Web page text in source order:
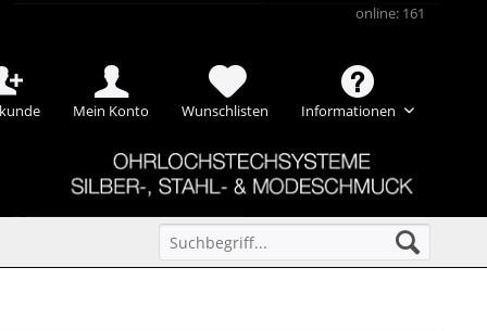
Mein Konto Wunschlisten Informationen
online: 161